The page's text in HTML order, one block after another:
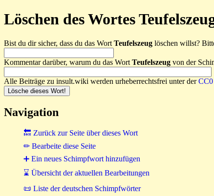
Löschen des Wortes
Bist du dir sicher, dass du das Wort Teufelszeug löschen willst?
Kommentar darüber, warum du das Wort Teufelszeug von der
Alle Beiträge zu insult.wiki werden urheberrechtsfrei unter der
Navigation
🔙 Zurück zur Seite über dieses Wort
✏ Bearbeite diese Seite
➕ Ein neues Schimpfwort hinzufügen
⌛ Übersicht der aktuellen Bearbeitungen
📜 Liste der deutschen Schimpfwörter